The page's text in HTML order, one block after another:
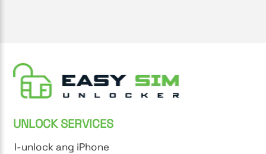
UNLOCK SERVICES
I-unlock ang iPhone